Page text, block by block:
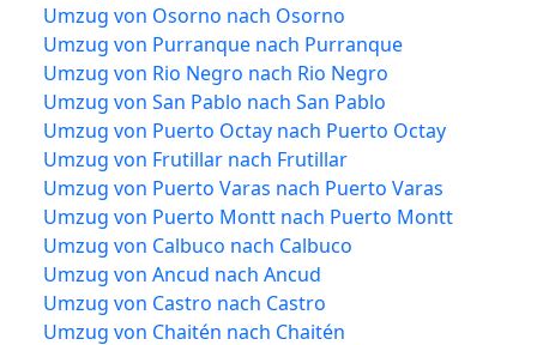
Umzug von Osorno nach Osorno
Umzug von Purranque nach Purranque
Umzug von Rio Negro nach Rio Negro
Umzug von San Pablo nach San Pablo
Umzug von Puerto Octay nach Puerto Octay
Umzug von Frutillar nach Frutillar
Umzug von Puerto Varas nach Puerto Varas
Umzug von Puerto Montt nach Puerto Montt
Umzug von Calbuco nach Calbuco
Umzug von Ancud nach Ancud
Umzug von Castro nach Castro
Umzug von Chaitén nach Chaitén